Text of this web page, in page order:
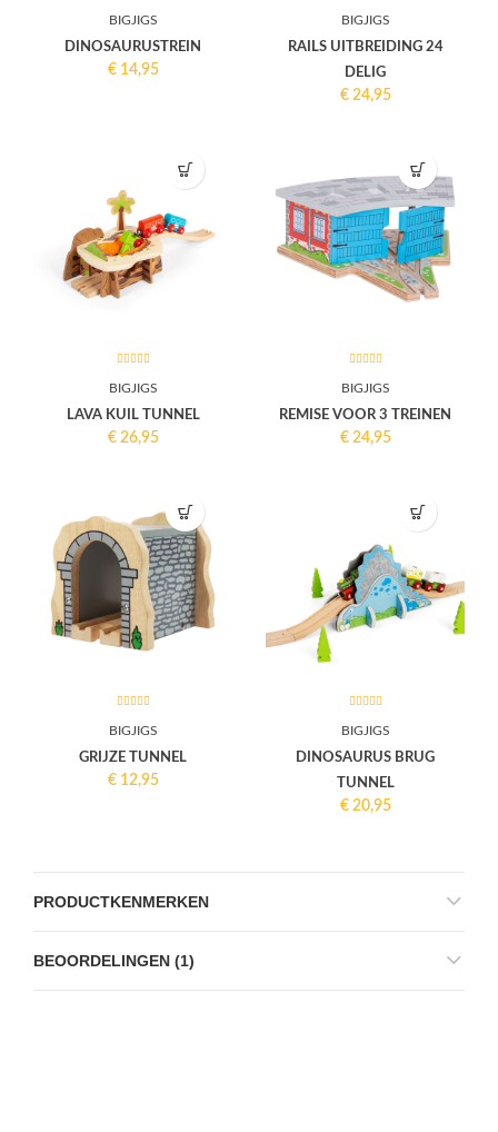
BIGJIGS
DINOSAURUSTREIN
€ 14,95
BIGJIGS
RAILS UITBREIDING 24
DELIG
€ 24,95
BIGJIGS
LAVA KUIL TUNNEL
€ 26,95
BIGJIGS
REMISE VOOR 3 TREINEN
€ 24,95
BIGJIGS
GRIJZE TUNNEL
€ 12,95
BIGJIGS
DINOSAURUS BRUG
TUNNEL
€ 20,95
PRODUCTKENMERKEN
BEOORDELINGEN (1)